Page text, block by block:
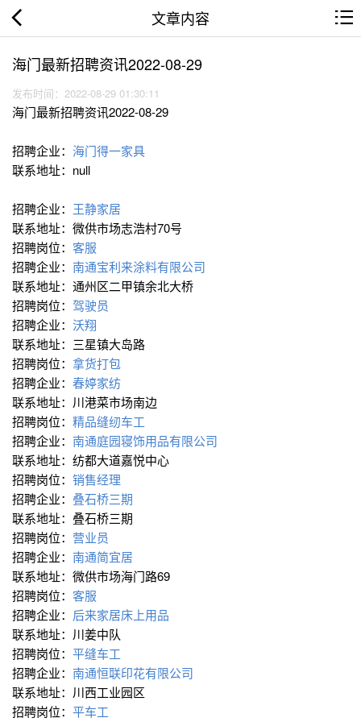
文章内容
海门最新招聘资讯2022-08-29
发布时间：2022-08-29 01:30:11
海门最新招聘资讯2022-08-29
招聘企业： 海门得一家具
联系地址：null
招聘企业： 王静家居
联系地址：微供市场志浩村70号
招聘岗位： 客服
招聘企业： 南通宝利来涂料有限公司
联系地址：通州区二甲镇余北大桥
招聘岗位： 驾驶员
招聘企业： 沃翔
联系地址：三星镇大岛路
招聘岗位： 拿货打包
招聘企业： 春婷家纺
联系地址：川港菜市场南边
招聘岗位： 精品缝纫车工
招聘企业： 南通庭园寝饰用品有限公司
联系地址：纺都大道嘉悦中心
招聘岗位： 销售经理
招聘企业： 叠石桥三期
联系地址：叠石桥三期
招聘岗位： 营业员
招聘企业： 南通简宜居
联系地址：微供市场海门路69
招聘岗位： 客服
招聘企业： 后来家居床上用品
联系地址：川姜中队
招聘岗位： 平缝车工
招聘企业： 南通恒联印花有限公司
联系地址：川西工业园区
招聘岗位： 平车工